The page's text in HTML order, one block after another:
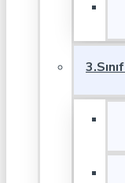
3.Sınıf